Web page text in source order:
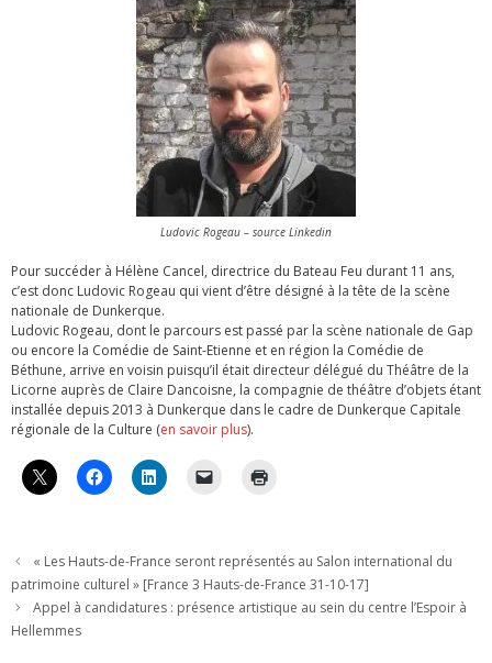
Ludovic Rogeau – source Linkedin
Pour succéder à Hélène Cancel, directrice du Bateau Feu durant 11 ans,
c’est donc Ludovic Rogeau qui vient d’être désigné à la tête de la scène
nationale de Dunkerque.
Ludovic Rogeau, dont le parcours est passé par la scène nationale de Gap
ou encore la Comédie de Saint-Etienne et en région la Comédie de
Béthune, arrive en voisin puisqu’il était directeur délégué du Théâtre de la
Licorne auprès de Claire Dancoisne, la compagnie de théâtre d’objets étant
installée depuis 2013 à Dunkerque dans le cadre de Dunkerque Capitale
régionale de la Culture (en savoir plus).
« Les Hauts-de-France seront représentés au Salon international du
patrimoine culturel » [France 3 Hauts-de-France 31-10-17]
Appel à candidatures : présence artistique au sein du centre l’Espoir à
Hellemmes